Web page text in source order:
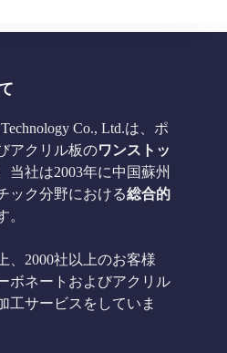
Co., Ltd.は、ポ
アクリル板のワンストッ
当社は2003年に中国蘇州
ック分野における総合的
。
、2000社以上のお客様
ボネートおよびアクリル
工サービスをしていま